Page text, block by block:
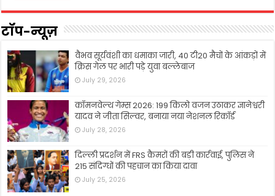
टॉप-न्यूज़
वैभव सूर्यवंशी का धमाका जारी, 40 टी20 मैचों के आंकड़ों में
क्रिस गेल पर भारी पड़े युवा बल्लेबाज
July 29, 2026
कॉमनवेल्थ गेम्स 2026: 199 किलो वजन उठाकर ज्ञानेश्वरी
यादव ने जीता सिल्वर, बनाया नया नेशनल रिकॉर्ड
July 28, 2026
दिल्ली प्रदर्शन में FRS कैमरों की बड़ी कार्रवाई, पुलिस ने
215 संदिग्धों की पहचान का किया दावा
July 25, 2026